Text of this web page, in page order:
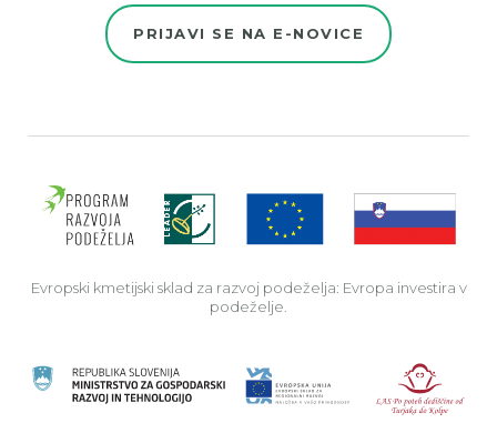
PRIJAVI SE NA E-NOVICE
Evropski kmetijski sklad za razvoj podeželja: Evropa investira v
podeželje.